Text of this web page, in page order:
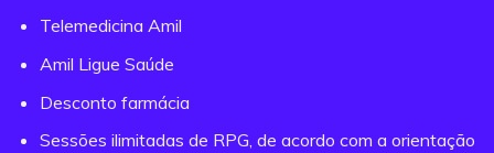
Telemedicina Amil
Amil Ligue Saúde
Desconto farmácia
Sessões ilimitadas de RPG, de acordo com a orientação